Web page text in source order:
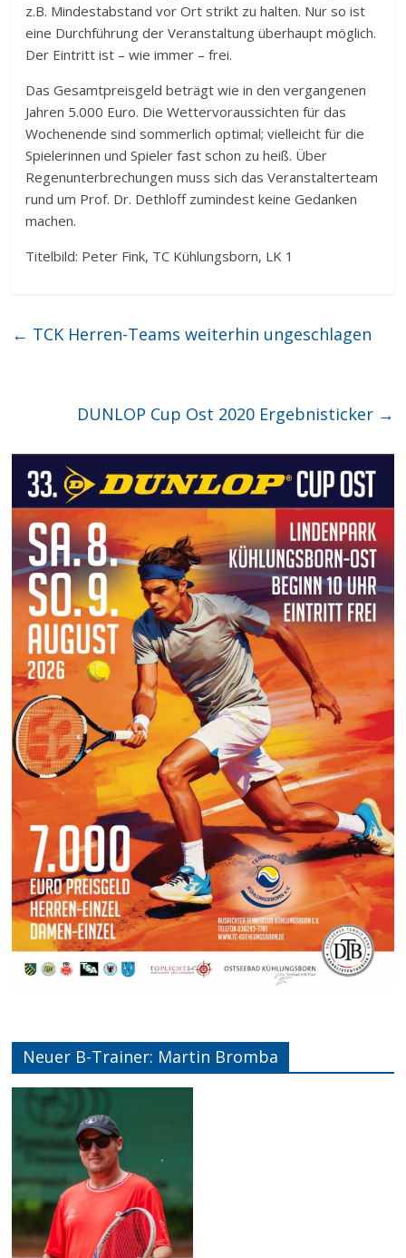
z.B. Mindestabstand vor Ort strikt zu halten. Nur so ist
eine Durchführung der Veranstaltung überhaupt möglich.
Der Eintritt ist – wie immer – frei.
Das Gesamtpreisgeld beträgt wie in den vergangenen
Jahren 5.000 Euro. Die Wettervoraussichten für das
Wochenende sind sommerlich optimal; vielleicht für die
Spielerinnen und Spieler fast schon zu heiß. Über
Regenunterbrechungen muss sich das Veranstalterteam
rund um Prof. Dr. Dethloff zumindest keine Gedanken
machen.
Titelbild: Peter Fink, TC Kühlungsborn, LK 1
← TCK Herren-Teams weiterhin ungeschlagen
DUNLOP Cup Ost 2020 Ergebnisticker →
Neuer B-Trainer: Martin Bromba